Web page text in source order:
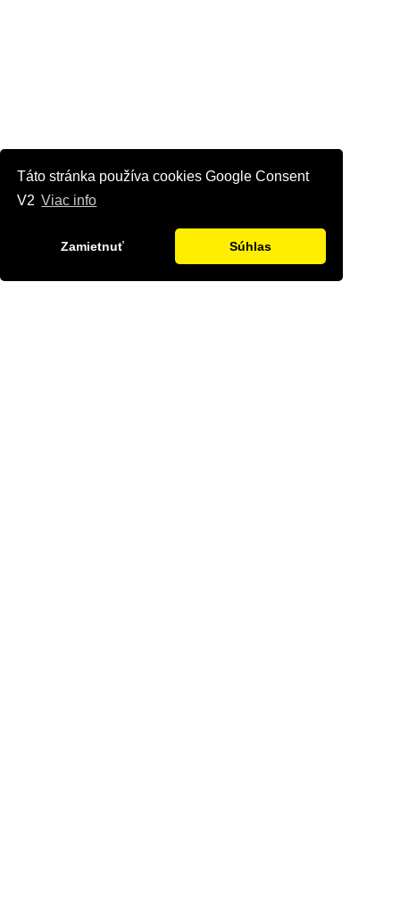
Táto stránka používa cookies Google Consent
V2 Viac info
Zamietnuť Súhlas